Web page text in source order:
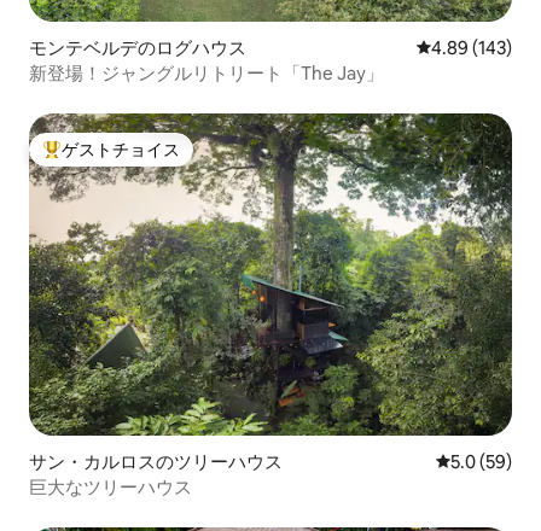
モンテベルデのログハウス レビュー143
4.89 (143)
新登場！ジャングルリトリート「The Jay」
大好評のゲストチョイスです。
ゲストチョイス
サン・カルロスのツリーハウス レビュー59
5.0 (59)
巨大なツリーハウス